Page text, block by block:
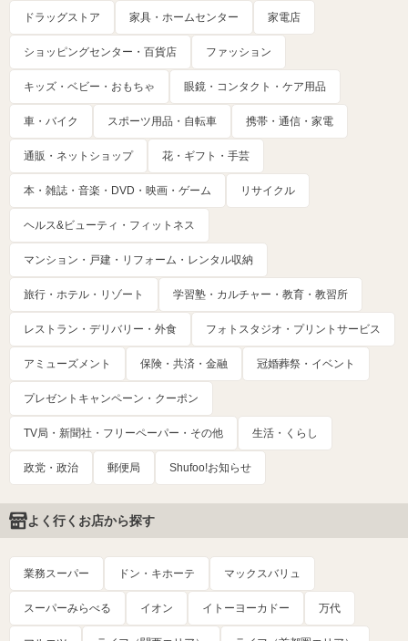
ドラッグストア 家具・ホームセンター 家電店
ショッピングセンター・百貨店 ファッション
キッズ・ベビー・おもちゃ 眼鏡・コンタクト・ケア用品
車・バイク スポーツ用品・自転車 携帯・通信・家電
通販・ネットショップ 花・ギフト・手芸
本・雑誌・音楽・DVD・映画・ゲーム リサイクル
ヘルス&ビューティ・フィットネス
マンション・戸建・リフォーム・レンタル収納
旅行・ホテル・リゾート 学習塾・カルチャー・教育・教習所
レストラン・デリバリー・外食 フォトスタジオ・プリントサービス
アミューズメント 保険・共済・金融 冠婚葬祭・イベント
プレゼントキャンペーン・クーポン
TV局・新聞社・フリーペーパー・その他 生活・くらし
政党・政治 郵便局 Shufoo!お知らせ
よく行くお店から探す
業務スーパー ドン・キホーテ マックスバリュ
スーパーみらべる イオン イトーヨーカドー 万代